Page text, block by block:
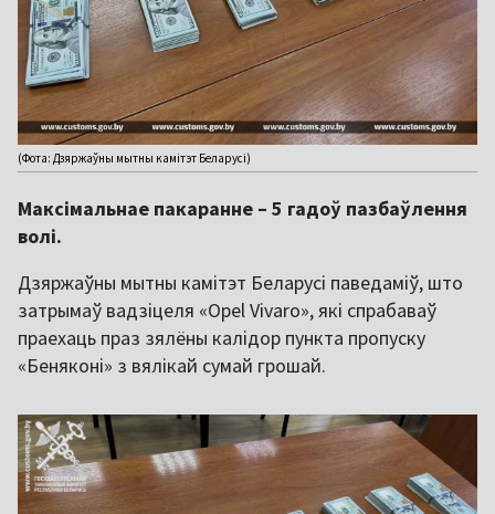
(Фота: Дзяржаўны мытны камітэт Беларусі)
Максімальнае пакаранне – 5 гадоў пазбаўлення
волі.
Дзяржаўны мытны камітэт Беларусі паведаміў, што
затрымаў вадзіцеля «Opel Vivaro», які спрабаваў
праехаць праз зялёны калідор пункта пропуску
«Беняконі» з вялікай сумай грошай.